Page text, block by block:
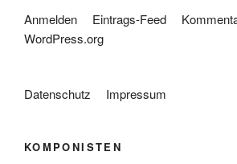
Anmelden Eintrags-Feed
WordPress.org
Datenschutz Impressum
KOMPONISTEN